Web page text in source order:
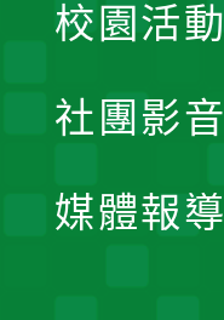
校園活動
社團影音
媒體報導